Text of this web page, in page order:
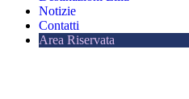
Notizie
Contatti
Area Riservata